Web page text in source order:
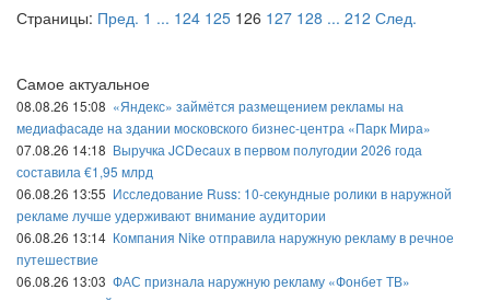
Страницы: Пред. 1 ... 124 125 126 127 128 ... 212 След.
Самое актуальное
08.08.26 15:08 «Яндекс» займётся размещением рекламы на
медиафасаде на здании московского бизнес-центра «Парк Мира»
07.08.26 14:18 Выручка JCDecaux в первом полугодии 2026 года
составила €1,95 млрд
06.08.26 13:55 Исследование Russ: 10-секундные ролики в наружной
рекламе лучше удерживают внимание аудитории
06.08.26 13:14 Компания Nike отправила наружную рекламу в речное
путешествие
06.08.26 13:03 ФАС признала наружную рекламу «Фонбет ТВ»